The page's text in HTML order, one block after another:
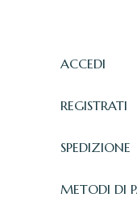
ACCEDI
REGISTRATI
SPEDIZIONE
METODI DI